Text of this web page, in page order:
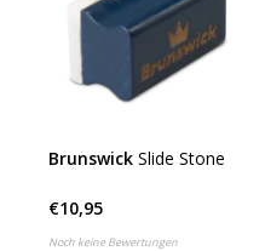
Brunswick Slide Stone
€10,95
Noch keine Bewertungen